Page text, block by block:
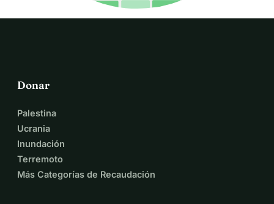
Donar
Palestina
Ucrania
Inundación
Terremoto
Más Categorías de Recaudación